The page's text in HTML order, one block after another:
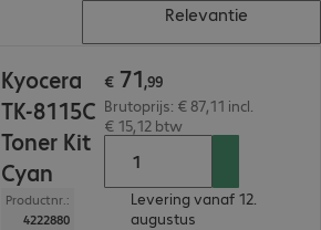
Relevantie
Kyocera
TK-8115C
Toner Kit
Cyan
Productnr.:
4222880
€ 71,99
Brutoprijs: € 87,11 incl.
€ 15,12 btw
Levering vanaf 12.
augustus